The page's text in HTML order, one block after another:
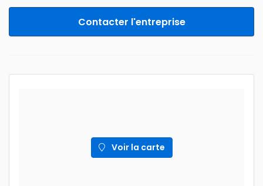
Contacter l'entreprise
Voir la carte